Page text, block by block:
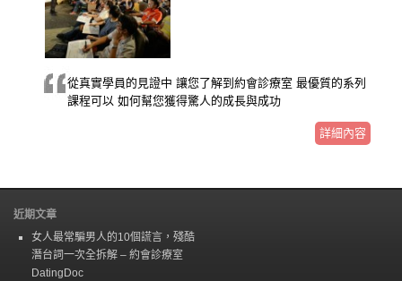
從真實學員的見證中 讓您了解到約會診療室 最優質的系列
課程可以 如何幫您獲得驚人的成長與成功
詳細內容
近期文章
女人最常騙男人的10個謊言，殘酷
潛台詞一次全拆解 – 約會診療室
DatingDoc